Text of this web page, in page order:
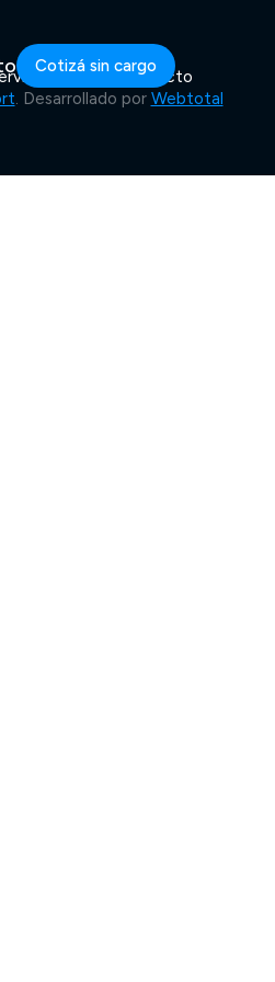
Cotizá sin cargo
ClientesContacto
. Desarrollado por Webtotal